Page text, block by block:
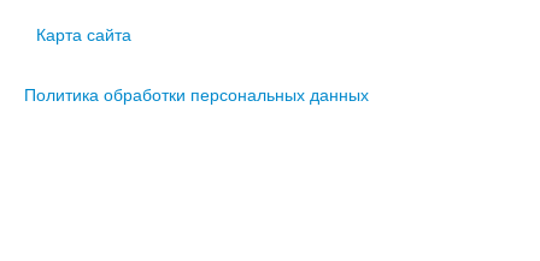
Карта сайта
Политика обработки персональных данных